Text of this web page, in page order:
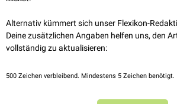
Alternativ kümmert sich unser Flexikon-
Deine zusätzlichen Angaben helfen uns, den
vollständig zu aktualisieren:
500 Zeichen verbleibend. Mindestens 5 Zeichen benötigt.